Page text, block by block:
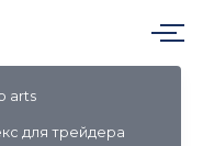
arts
для трейдера